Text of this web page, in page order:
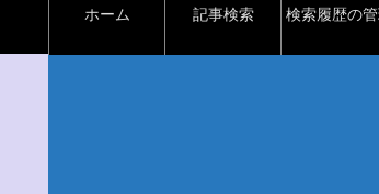
ホーム 記事検索 検索履歴の